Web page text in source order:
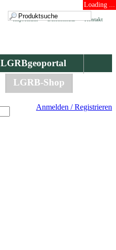
Loading ...
Kontakt
Datenschutz
Impressum
LGRBgeoportal
LGRB-Shop
Anmelden / Registrieren